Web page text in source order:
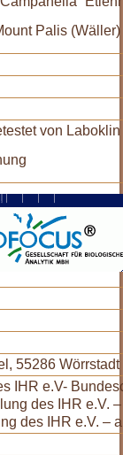
Palis (Wäller)
von Laboklin
55286 Wörrstadt
IHR e.V-
des IHR e.V.
des IHR e.V. –